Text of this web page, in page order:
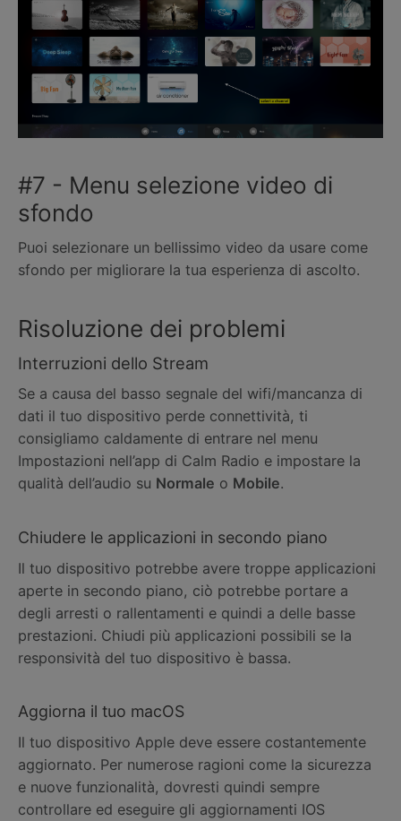
#7 - Menu selezione video di
sfondo
Puoi selezionare un bellissimo video da usare come
sfondo per migliorare la tua esperienza di ascolto.
Risoluzione dei problemi
Interruzioni dello Stream
Se a causa del basso segnale del wifi/mancanza di
dati il tuo dispositivo perde connettività, ti
consigliamo caldamente di entrare nel menu
Impostazioni nell’app di Calm Radio e impostare la
qualità dell’audio su Normale o Mobile.
Chiudere le applicazioni in secondo piano
Il tuo dispositivo potrebbe avere troppe applicazioni
aperte in secondo piano, ciò potrebbe portare a
degli arresti o rallentamenti e quindi a delle basse
prestazioni. Chiudi più applicazioni possibili se la
responsività del tuo dispositivo è bassa.
Aggiorna il tuo macOS
Il tuo dispositivo Apple deve essere costantemente
aggiornato. Per numerose ragioni come la sicurezza
e nuove funzionalità, dovresti quindi sempre
controllare ed eseguire gli aggiornamenti IOS